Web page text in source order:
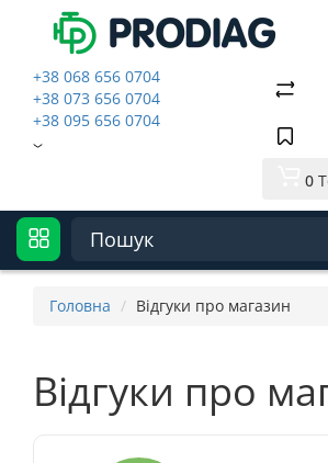
+38 068 656 0704
+38 073 656 0704
+38 095 656 0704
0
Головна Відгуки про магазин
Відгуки про